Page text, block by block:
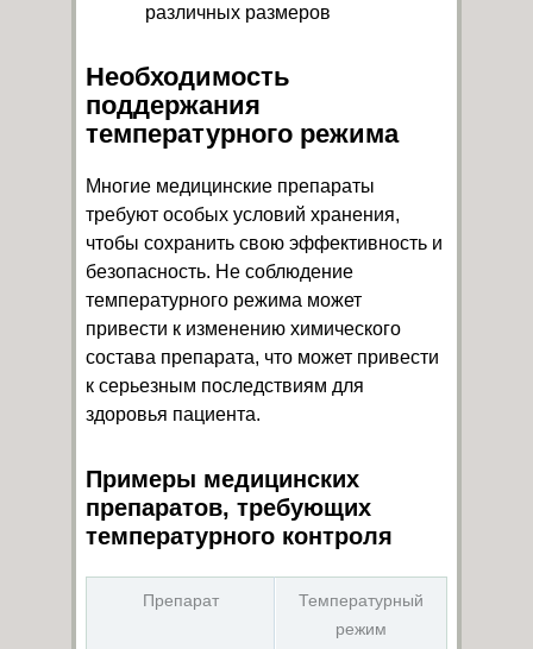
различных размеров
Необходимость
поддержания
температурного режима
Многие медицинские препараты
требуют особых условий хранения,
чтобы сохранить свою эффективность и
безопасность. Не соблюдение
температурного режима может
привести к изменению химического
состава препарата, что может привести
к серьезным последствиям для
здоровья пациента.
Примеры медицинских
препаратов, требующих
температурного контроля
Препарат
Температурный
режим